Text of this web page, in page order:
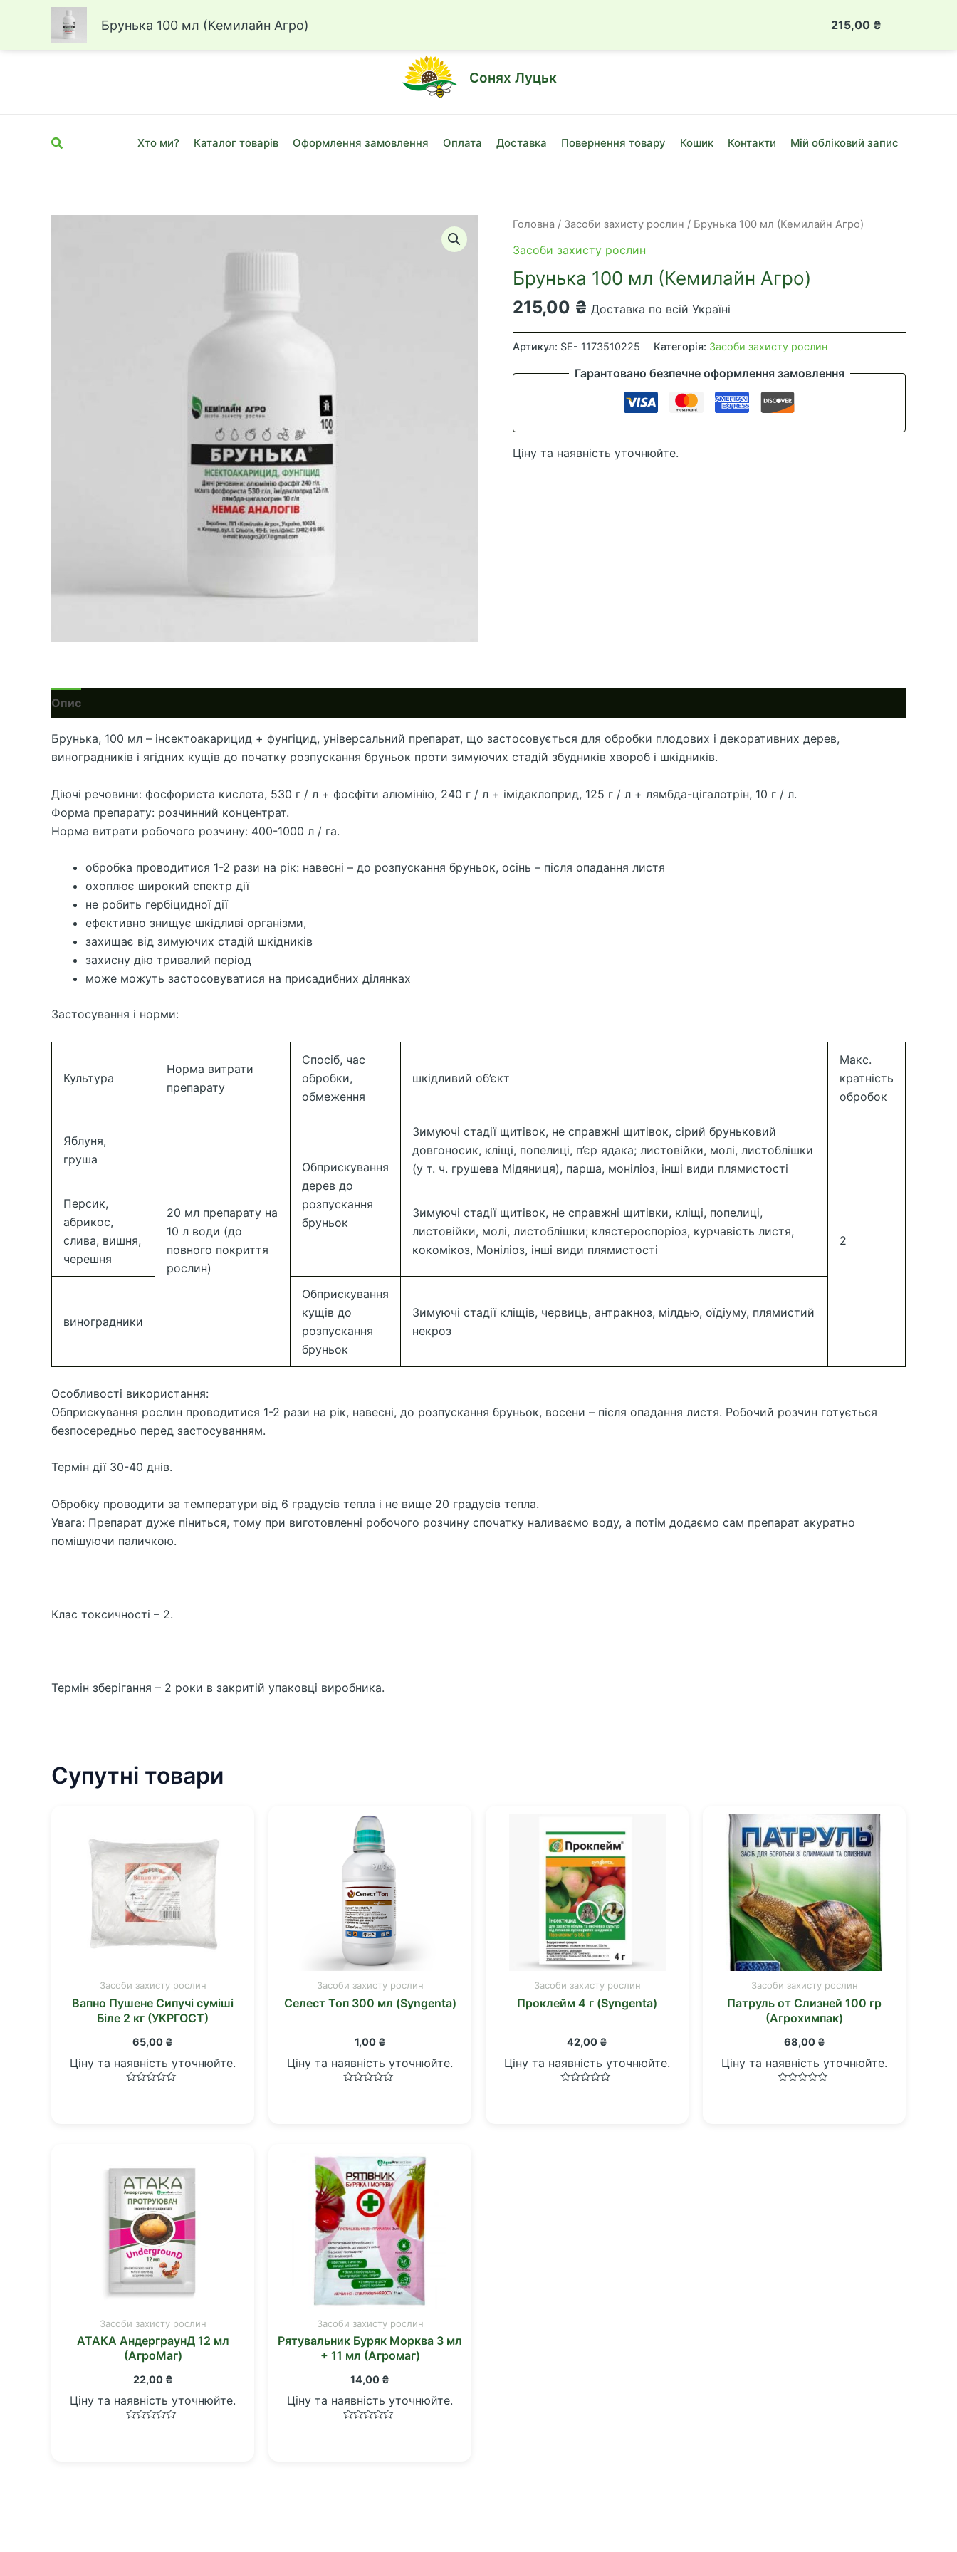
Луцьк, вул. Привокзальна, 10Б
Перейти
Сонях Луцьк
Пошук Хто ми? Каталог товарів Оформлення замовлення Оплата Доставка Повернення товару Кошик Контакти Мій обліковий запис
Головна / Засоби захисту рослин / Брунька 100 мл (Кемилайн Агро)
Засоби захисту рослин
Брунька 100 мл (Кемилайн Агро)
215,00 ₴ Доставка по всій Україні
Брунька
100
Артикул: SE- 1173510225 Категорія: Засоби захисту рослин
Гарантовано безпечне оформлення замовлення
Ціну та наявність уточнюйте.
Опис
Брунька, 100 мл – інсектоакарицид + фунгіцид, універсальний препарат, що застосовується для обробки плодових і декоративних дерев,
виноградників і ягідних кущів до початку розпускання бруньок проти зимуючих стадій збудників хвороб і шкідників.
Діючі речовини: фосфориста кислота, 530 г / л + фосфіти алюмінію, 240 г / л + імідаклоприд, 125 г / л + лямбда-цігалотрін, 10 г / л.
Форма препарату: розчинний концентрат.
Норма витрати робочого розчину: 400-1000 л / га.
обробка проводитися 1-2 рази на рік: навесні – до розпускання бруньок, осінь – після опадання листя
охоплює широкий спектр дії
не робить гербіцидної дії
ефективно знищує шкідливі організми,
захищає від зимуючих стадій шкідників
захисну дію тривалий період
може можуть застосовуватися на присадибних ділянках
Застосування і норми:
Культура
Норма витрати
препарату
Спосіб, час
обробки,
обмеження
шкідливий об’єкт
Макс.
кратність
обробок
Яблуня,
груша
20 мл препарату на
10 л води (до
повного покриття
рослин)
Обприскування
дерев до
розпускання
бруньок
Зимуючі стадії щитівок, не справжні щитівок, сірий бруньковий
довгоносик, кліщі, попелиці, п’єр ядака; листовійки, молі, листоблішки
(у т. ч. грушева Мідяниця), парша, моніліоз, інші види плямистості
2
Персик,
абрикос,
слива, вишня,
черешня
Зимуючі стадії щитівок, не справжні щитівки, кліщі, попелиці,
листовійки, молі, листоблішки; клястероспоріоз, курчавість листя,
кокомікоз, Моніліоз, інші види плямистості
виноградники
Обприскування
кущів до
розпускання
бруньок
Зимуючі стадії кліщів, червиць, антракноз, мілдью, оїдіуму, плямистий
некроз
Особливості використання:
Обприскування рослин проводитися 1-2 рази на рік, навесні, до розпускання бруньок, восени – після опадання листя. Робочий розчин готується
безпосередньо перед застосуванням.
Термін дії 30-40 днів.
Обробку проводити за температури від 6 градусів тепла і не вище 20 градусів тепла.
Увага: Препарат дуже піниться, тому при виготовленні робочого розчину спочатку наливаємо воду, а потім додаємо сам препарат акуратно
помішуючи паличкою.
Клас токсичності – 2.
Термін зберігання – 2 роки в закритій упаковці виробника.
Супутні товари
Засоби захисту рослин
Вапно Пушене Сипучі суміші
Біле 2 кг (УКРГОСТ)
65,00 ₴
Ціну та наявність уточнюйте.
Засоби захисту рослин
Селест Топ 300 мл (Syngenta)
1,00 ₴
Ціну та наявність уточнюйте.
Засоби захисту рослин
Проклейм 4 г (Syngenta)
42,00 ₴
Ціну та наявність уточнюйте.
Засоби захисту рослин
Патруль от Слизней 100 гр
(Агрохимпак)
68,00 ₴
Ціну та наявність уточнюйте.
Засоби захисту рослин
АТАКА АндерграунД 12 мл
(АгроМаг)
22,00 ₴
Ціну та наявність уточнюйте.
Засоби захисту рослин
Рятувальник Буряк Морква 3 мл
+ 11 мл (Агромаг)
14,00 ₴
Ціну та наявність уточнюйте.
Брунька 100 мл (Кемилайн Агро) 215,00 ₴
100